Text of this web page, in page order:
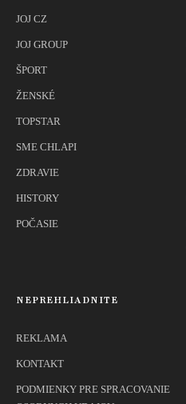
JOJ CZ
JOJ GROUP
ŠPORT
ŽENSKÉ
TOPSTAR
SME CHLAPI
ZDRAVIE
HISTORY
POČASIE
NEPREHLIADNITE
REKLAMA
KONTAKT
PODMIENKY PRE SPRACOVANIE